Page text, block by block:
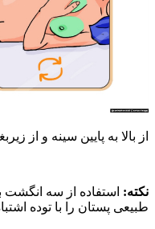
به پایین سینه و از زیربغل
از سه انگشت
را با توده اشتباه